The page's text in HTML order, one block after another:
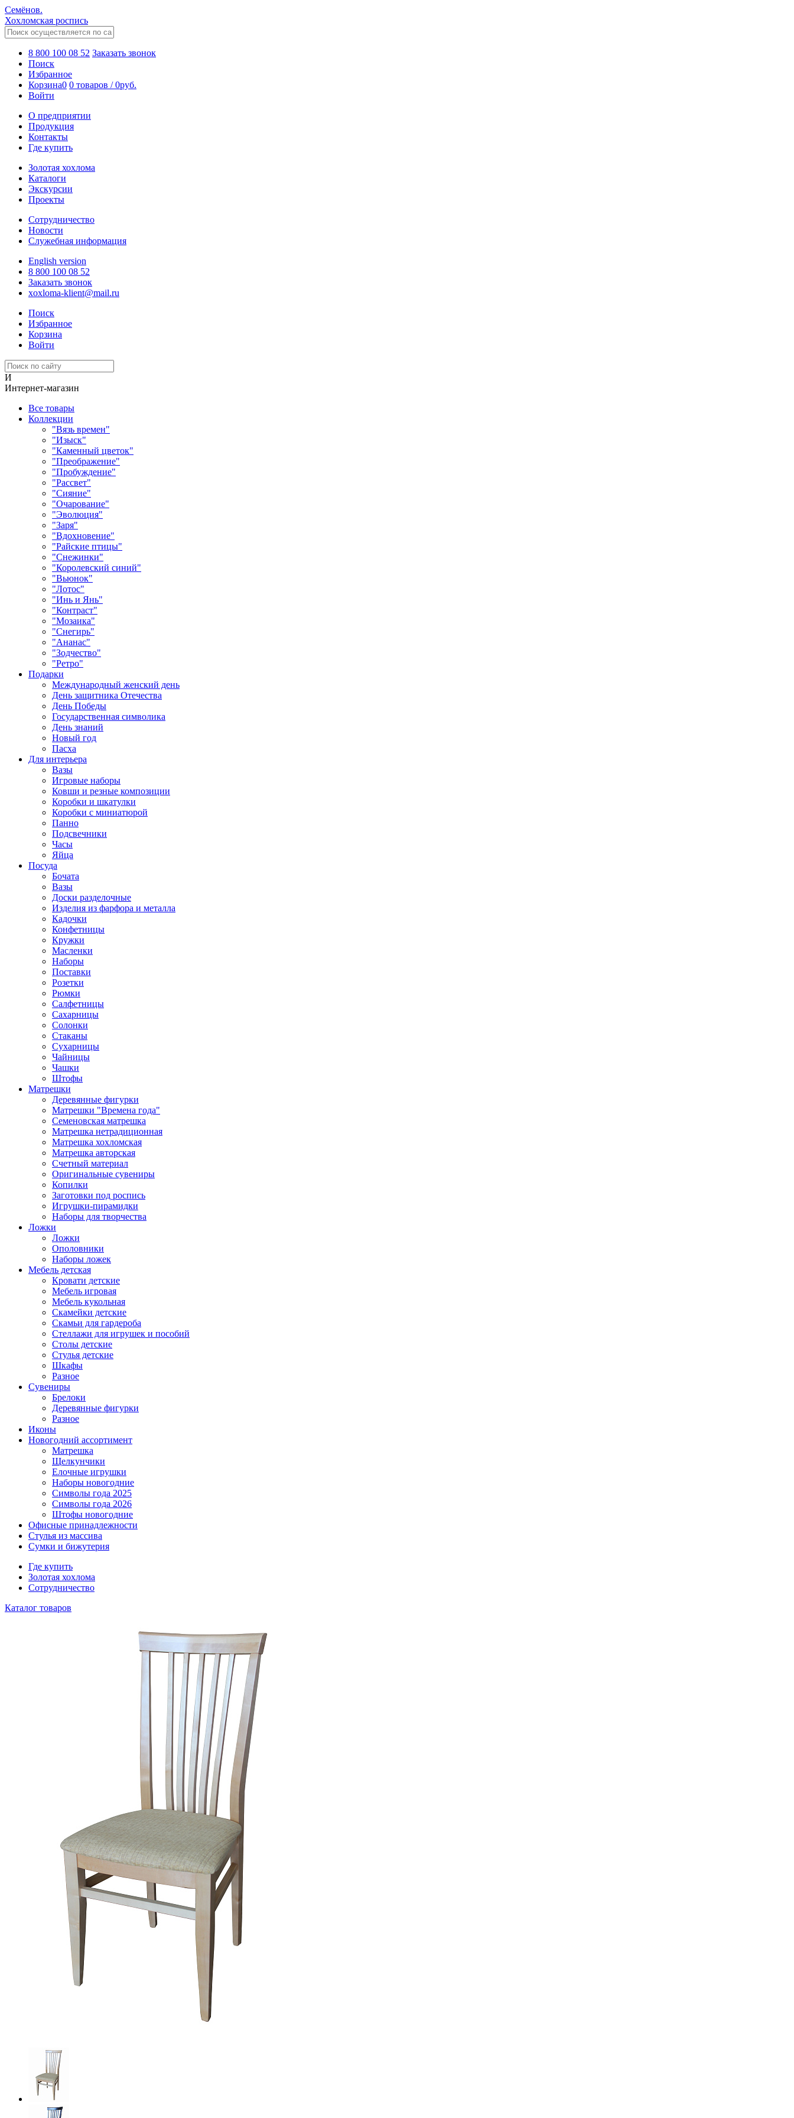
Семёнов.
Хохломская роспись
8 800 100 08 52 Заказать звонок
Поиск
Избранное
Корзина0 0 товаров /0руб.
Войти
О предприятии
Продукция
Контакты
Где купить
Золотая хохлома
Каталоги
Экскурсии
Проекты
Сотрудничество
Новости
Служебная информация
English version
8 800 100 08 52
Заказать звонок
xoxloma-klient@mail.ru
Поиск
Избранное
Корзина
Войти
И
Интернет-магазин
Все товары
Коллекции
"Вязь времен"
"Изыск"
"Каменный цветок"
"Преображение"
"Пробуждение"
"Рассвет"
"Сияние"
"Очарование"
"Эволюция"
"Заря"
"Вдохновение"
"Райские птицы"
"Снежинки"
"Королевский синий"
"Вьюнок"
"Лотос"
"Инь и Янь"
"Контраст"
"Мозаика"
"Снегирь"
"Ананас"
"Зодчество"
"Ретро"
Подарки
Международный женский день
День защитника Отечества
День Победы
Государственная символика
День знаний
Новый год
Пасха
Для интерьера
Вазы
Игровые наборы
Ковши и резные композиции
Коробки и шкатулки
Коробки с миниатюрой
Панно
Подсвечники
Часы
Яйца
Посуда
Бочата
Вазы
Доски разделочные
Изделия из фарфора и металла
Кадочки
Конфетницы
Кружки
Масленки
Наборы
Поставки
Розетки
Рюмки
Салфетницы
Сахарницы
Солонки
Стаканы
Сухарницы
Чайницы
Чашки
Штофы
Матрешки
Деревянные фигурки
Матрешки "Времена года"
Семеновская матрешка
Матрешка нетрадиционная
Матрешка хохломская
Матрешка авторская
Счетный материал
Оригинальные сувениры
Копилки
Заготовки под роспись
Игрушки-пирамидки
Наборы для творчества
Ложки
Ложки
Ополовники
Наборы ложек
Мебель детская
Кровати детские
Мебель игровая
Мебель кукольная
Скамейки детские
Скамьи для гардероба
Стеллажи для игрушек и пособий
Столы детские
Стулья детские
Шкафы
Разное
Сувениры
Брелоки
Деревянные фигурки
Разное
Иконы
Новогодний ассортимент
Матрешка
Щелкунчики
Елочные игрушки
Наборы новогодние
Символы года 2025
Символы года 2026
Штофы новогодние
Офисные принадлежности
Стулья из массива
Сумки и бижутерия
Где купить
Золотая хохлома
Сотрудничество
Каталог товаров